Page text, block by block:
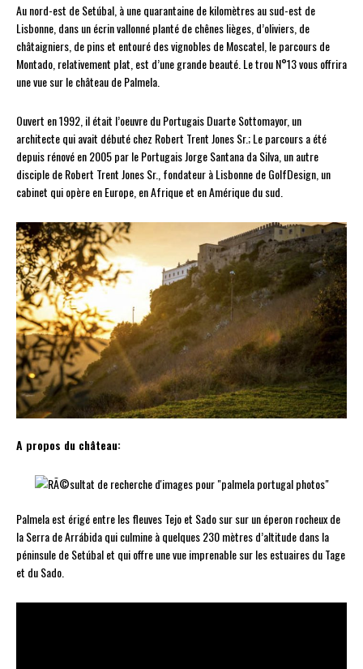
Au nord-est de Setúbal, à une quarantaine de kilomètres au sud-est de
Lisbonne, dans un écrin vallonné planté de chênes lièges, d’oliviers, de
châtaigniers, de pins et entouré des vignobles de Moscatel, le parcours de
Montado, relativement plat, est d’une grande beauté. Le trou N°13 vous offrira
une vue sur le château de Palmela.
Ouvert en 1992, il était l’oeuvre du Portugais Duarte Sottomayor, un
architecte qui avait débuté chez Robert Trent Jones Sr.; Le parcours a été
depuis rénové en 2005 par le Portugais Jorge Santana da Silva, un autre
disciple de Robert Trent Jones Sr., fondateur à Lisbonne de GolfDesign, un
cabinet qui opère en Europe, en Afrique et en Amérique du sud.
A propos du château:
Palmela est érigé entre les fleuves Tejo et Sado sur sur un éperon rocheux de
la Serra de Arrábida qui culmine à quelques 230 mètres d’altitude dans la
péninsule de Setúbal et qui offre une vue imprenable sur les estuaires du Tage
et du Sado.